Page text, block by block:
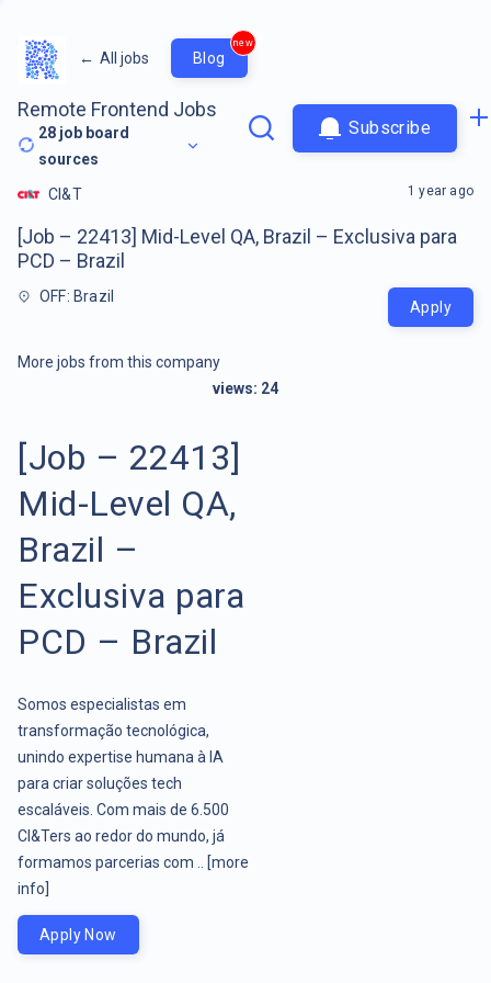
← All jobs Blog
new
Remote Frontend Jobs
28 job board
sources
Subscribe
CI&T
[Job – 22413] Mid-Level QA, Brazil – Exclusiva para
PCD – Brazil
OFF: Brazil
1 year ago
Apply
More jobs from this company
views: 24
[Job – 22413]
Mid-Level QA,
Brazil –
Exclusiva para
PCD – Brazil
Somos especialistas em
transformação tecnológica,
unindo expertise humana à IA
para criar soluções tech
escaláveis. Com mais de 6.500
CI&Ters ao redor do mundo, já
formamos parcerias com ..
[more
info]
Apply Now